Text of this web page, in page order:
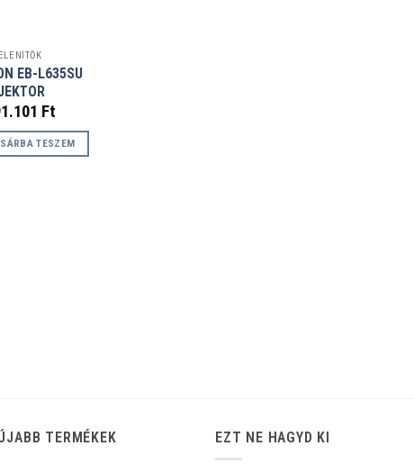
EB-L635SU
Ft
TESZEM
TERMÉKEK EZT NE HAGYD KI